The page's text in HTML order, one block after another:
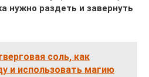
нужно раздеть и завернуть
соль, как
и использовать магию